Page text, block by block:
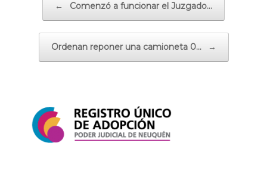
← Comenzó a funcionar el Juzgado…
Ordenan reponer una camioneta 0… →